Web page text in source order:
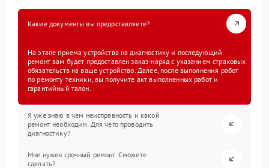
Какие документы вы предоставляете?
На этапе приема устройства на диагностику и последующий
ремонт вам будет предоставлен заказ-наряд с указанием страховых
обязательств на ваше устройство. Далее, после выполнения работ
по ремонту техники, вы получите акт выполненных работ и
гарантийный талон.
Я уже знаю в чем неисправность и какой
ремонт необходим. Для чего проводить
диагностику?
Мне нужен срочный ремонт. Сможете
сделать?